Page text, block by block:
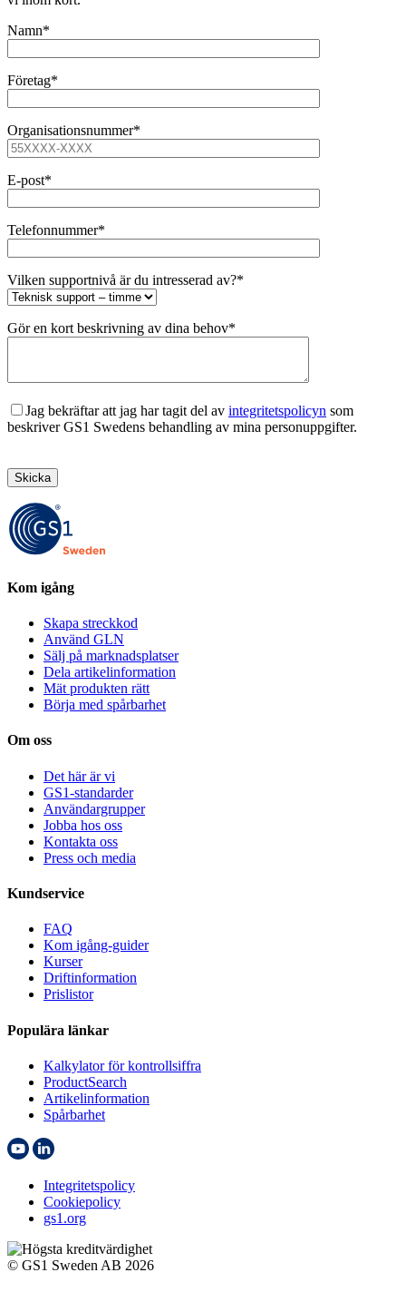
Namn*
Företag*
Organisationsnummer*
E-post*
Telefonnummer*
Vilken supportnivå är du intresserad av?*
Gör en kort beskrivning av dina behov*
Jag bekräftar att jag har tagit del av integritetspolicyn som
beskriver GS1 Swedens behandling av mina personuppgifter.
detta
fält
tomt.
Kom igång
Skapa streckkod
Använd GLN
Sälj på marknadsplatser
Dela artikelinformation
Mät produkten rätt
Börja med spårbarhet
Om oss
Det här är vi
GS1-standarder
Användargrupper
Jobba hos oss
Kontakta oss
Press och media
Kundservice
FAQ
Kom igång-guider
Kurser
Driftinformation
Prislistor
Populära länkar
Kalkylator för kontrollsiffra
ProductSearch
Artikelinformation
Spårbarhet
Integritetspolicy
Cookiepolicy
gs1.org
© GS1 Sweden AB 2026